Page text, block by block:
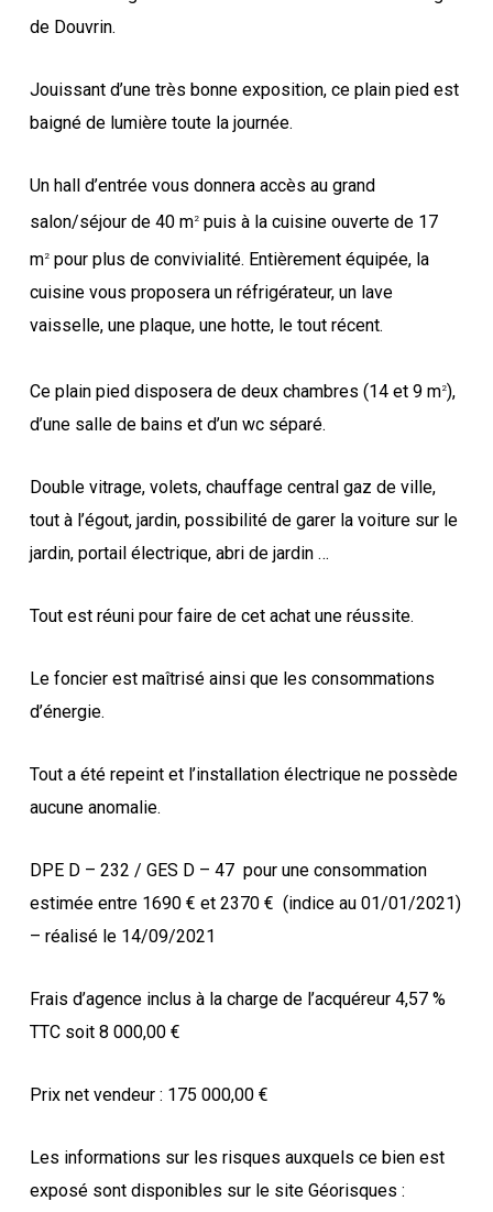
de Douvrin.
Jouissant d’une très bonne exposition, ce plain pied est
baigné de lumière toute la journée.
Un hall d’entrée vous donnera accès au grand
salon/séjour de 40 m2puis à la cuisine ouverte de 17
m2 pour plus de convivialité. Entièrement équipée, la
cuisine vous proposera un réfrigérateur, un lave
vaisselle, une plaque, une hotte, le tout récent.
Ce plain pied disposera de deux chambres (14 et 9 m2),
d’une salle de bains et d’un wc séparé.
Double vitrage, volets, chauffage central gaz de ville,
tout à l’égout, jardin, possibilité de garer la voiture sur le
jardin, portail électrique, abri de jardin …
Tout est réuni pour faire de cet achat une réussite.
Le foncier est maîtrisé ainsi que les consommations
d’énergie.
Tout a été repeint et l’installation électrique ne possède
aucune anomalie.
DPE D – 232 / GES D – 47 pour une consommation
estimée entre 1690 € et 2370 € (indice au 01/01/2021)
– réalisé le 14/09/2021
Frais d’agence inclus à la charge de l’acquéreur 4,57 %
TTC soit 8 000,00 €
Prix net vendeur : 175 000,00 €
Les informations sur les risques auxquels ce bien est
exposé sont disponibles sur le site Géorisques :